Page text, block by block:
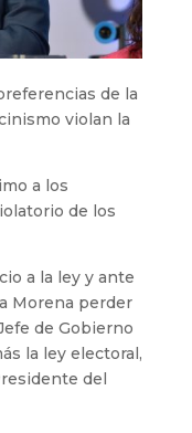
de la
violan la
a los
de los
a la ley y ante
Morena perder
de Gobierno
la ley electoral,
del